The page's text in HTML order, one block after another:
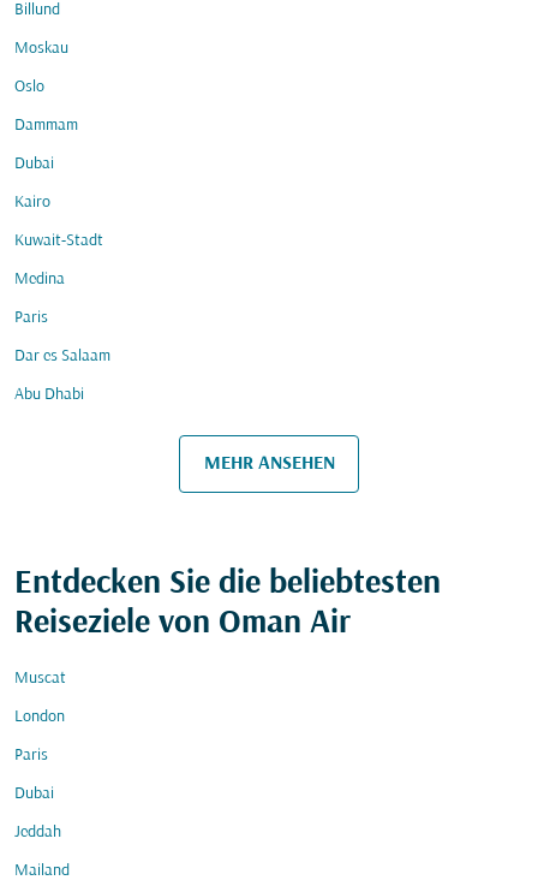
Billund
Moskau
Oslo
Dammam
Dubai
Kairo
Kuwait-Stadt
Medina
Paris
Dar es Salaam
Abu Dhabi
MEHR ANSEHEN
Entdecken Sie die beliebtesten
Reiseziele von Oman Air
Muscat
London
Paris
Dubai
Jeddah
Mailand